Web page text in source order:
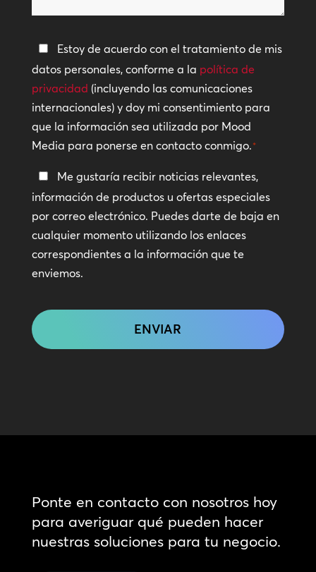
Política
de
privacidad
*
Estoy de acuerdo con el tratamiento de mis
datos personales, conforme a la política de
privacidad (incluyendo las comunicaciones
internacionales) y doy mi consentimiento para
que la información sea utilizada por Mood
Media para ponerse en contacto conmigo.*
Manténte
en
contacto
Me gustaría recibir noticias relevantes,
información de productos u ofertas especiales
por correo electrónico. Puedes darte de baja en
cualquier momento utilizando los enlaces
correspondientes a la información que te
enviemos.
Ponte en contacto con nosotros hoy
para averiguar qué pueden hacer
nuestras soluciones para tu negocio.